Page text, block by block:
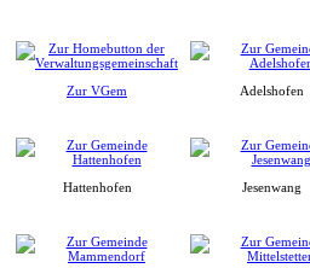
Zur VGem Adelshofen
Hattenhofen Jesenwang